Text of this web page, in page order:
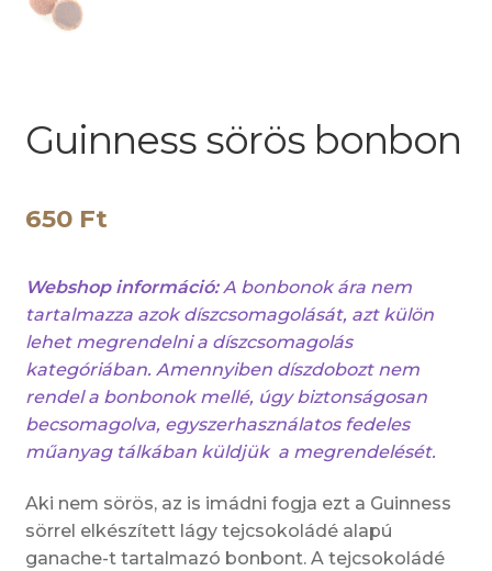
Guinness sörös bonbon
650 Ft
Webshop információ: A bonbonok ára nem
tartalmazza azok díszcsomagolását, azt külön
lehet megrendelni a díszcsomagolás
kategóriában. Amennyiben díszdobozt nem
rendel a bonbonok mellé, úgy biztonságosan
becsomagolva, egyszerhasználatos fedeles
műanyag tálkában küldjük a megrendelését.
Aki nem sörös, az is imádni fogja ezt a Guinness
sörrel elkészített lágy tejcsokoládé alapú
ganache-t tartalmazó bonbont. A tejcsokoládé